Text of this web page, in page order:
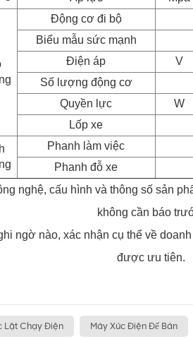
Động cơ đi bộ
Biểu mẫu sức mạnh
Điện áp
V
Số lượng động cơ
Quyền lực
W
Lốp xe
Phanh làm việc
Phanh đỗ xe
nghệ, cấu hình và thông số sản
không cần báo
ngờ nào, xác nhận cụ thể về
được ưu tiên.
Lật Chạy Điện Máy Xúc Điện Để Bán